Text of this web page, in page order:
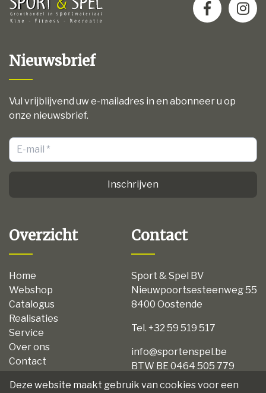
Nieuwsbrief
Vul vrijblijvend uw e-mailadres in en abonneer u op
onze nieuwsbrief.
Inschrijven
Overzicht
Home
Webshop
Catalogus
Realisaties
Service
Over ons
Contact
Disclaimer
Contact
Sport & Spel BV
Nieuwpoortsesteenweg 55
8400 Oostende
Tel. +32 59 519 517
info@sportenspel.be
BTW BE 0464 505 779
Deze website maakt gebruik van cookies voor een